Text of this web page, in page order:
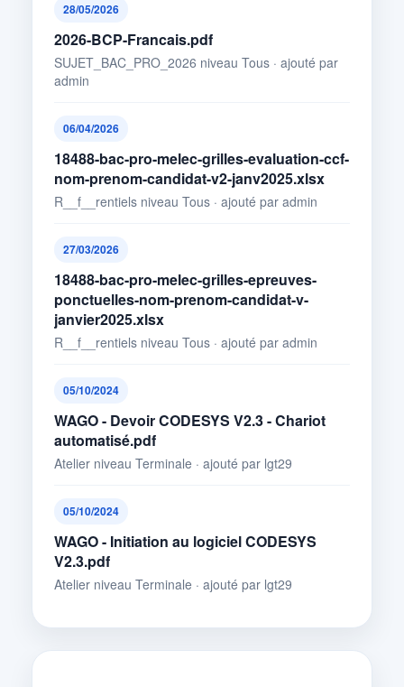
28/05/2026
2026-BCP-Francais.pdf
SUJET_BAC_PRO_2026 niveau Tous · ajouté par
admin
06/04/2026
18488-bac-pro-melec-grilles-evaluation-ccf-
nom-prenom-candidat-v2-janv2025.xlsx
R__f__rentiels niveau Tous · ajouté par admin
27/03/2026
18488-bac-pro-melec-grilles-epreuves-
ponctuelles-nom-prenom-candidat-v-
janvier2025.xlsx
R__f__rentiels niveau Tous · ajouté par admin
05/10/2024
WAGO - Devoir CODESYS V2.3 - Chariot
automatisé.pdf
Atelier niveau Terminale · ajouté par lgt29
05/10/2024
WAGO - Initiation au logiciel CODESYS
V2.3.pdf
Atelier niveau Terminale · ajouté par lgt29